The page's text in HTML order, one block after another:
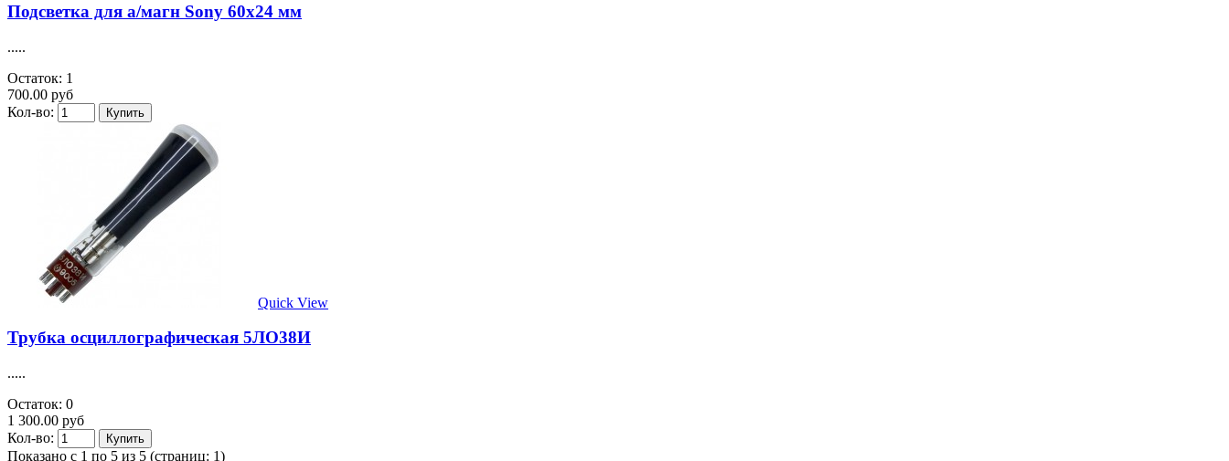
Подсветка для а/магн Sony 60x24 мм
.....
Остаток: 1
700.00 руб
Кол-во:
Quick View
Трубка осциллографическая 5ЛО38И
.....
Остаток: 0
1 300.00 руб
Кол-во:
Показано с 1 по 5 из 5 (страниц: 1)